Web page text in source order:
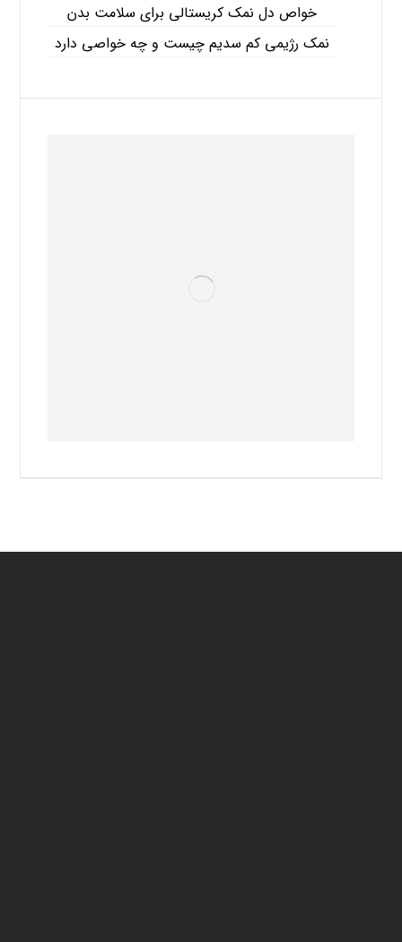
خواص دل نمک کریستالی برای سلامت بدن
نمک رژیمی کم سدیم چیست و چه خواصی دارد